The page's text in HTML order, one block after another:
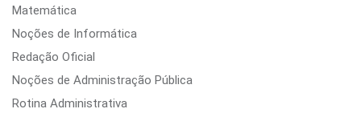
Matemática
Noções de Informática
Redação Oficial
Noções de Administração Pública
Rotina Administrativa